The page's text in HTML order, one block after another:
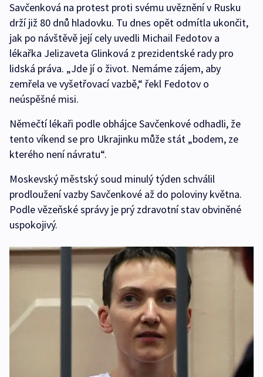
Savčenková na protest proti svému uvěznění v Rusku
drží již 80 dnů hladovku. Tu dnes opět odmítla ukončit,
jak po návštěvě její cely uvedli Michail Fedotov a
lékařka Jelizaveta Glinková z prezidentské rady pro
lidská práva. „Jde jí o život. Nemáme zájem, aby
zemřela ve vyšetřovací vazbě,“ řekl Fedotov o
neúspěšné misi.
Němečtí lékaři podle obhájce Savčenkové odhadli, že
tento víkend se pro Ukrajinku může stát „bodem, ze
kterého není návratu“.
Moskevský městský soud minulý týden schválil
prodloužení vazby Savčenkové až do poloviny května.
Podle vězeňské správy je prý zdravotní stav obviněné
uspokojivý.